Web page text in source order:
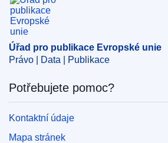
Úřad pro publikace Evropské unie
Právo | Data | Publikace
Potřebujete pomoc?
Kontaktní údaje
Mapa stránek